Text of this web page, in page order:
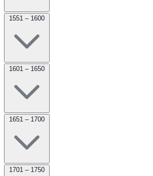
1551 – 1600
1601 – 1650
1651 – 1700
1701 – 1750